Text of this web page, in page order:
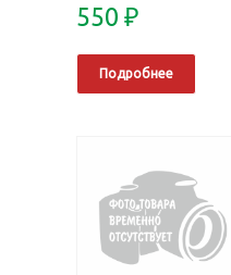
550 ₽
Подробнее